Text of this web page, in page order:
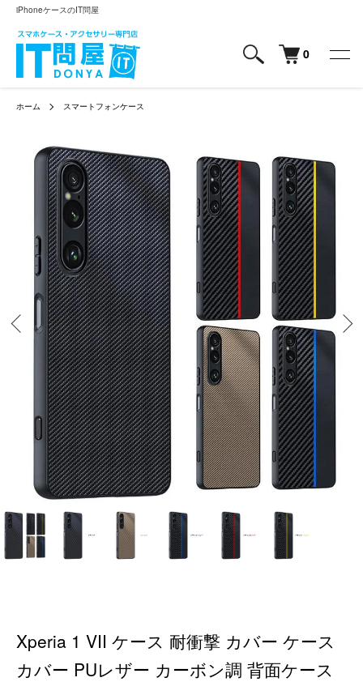
iPhoneケースのIT問屋
0
ホーム スマートフォンケース
Xperia 1 VII ケース 耐衝撃 カバー ケース
カバー PUレザー カーボン調 背面ケース